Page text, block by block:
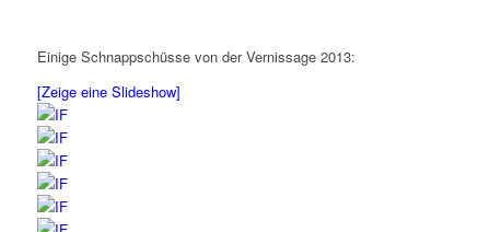
Einige Schnappschüsse von der Vernissage 2013:
[Zeige eine Slideshow]